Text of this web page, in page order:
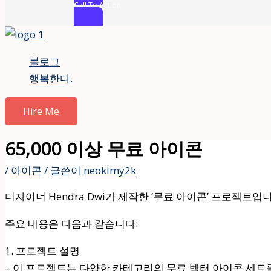
Call To Action
콘
건
기
블로그
행복한다.
Hire Me
65,000 이상 무료 아이콘
/ 아이콘 / 글쓴이 neokimy2k
디자이너 Hendra Dwi가 제작한 ‘무료 아이콘’ 프로젝트입
주요 내용은 다음과 같습니다:
1. 프로젝트 설명
– 이 프로젝트는 다양한 카테고리의 무료 벡터 아이콘 세트